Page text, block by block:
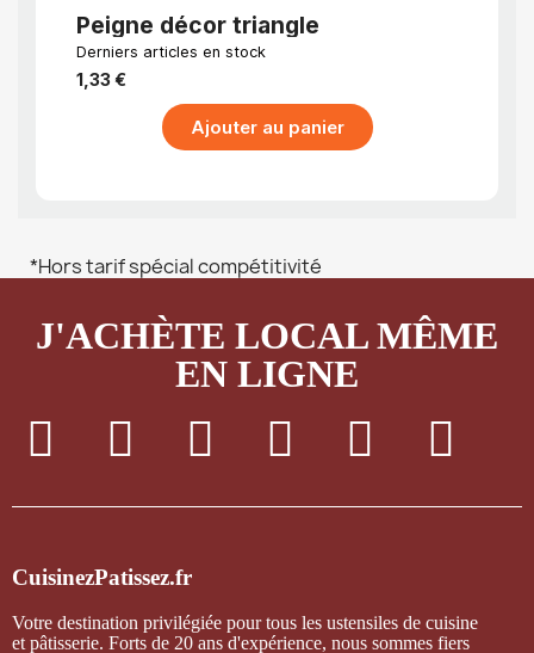
Peigne décor triangle
Derniers articles en stock
1,33 €
Ajouter au panier
*Hors tarif spécial compétitivité
J'ACHÈTE LOCAL MÊME
EN LIGNE
CuisinezPatissez.fr
Votre destination privilégiée pour tous les ustensiles de cuisine
et pâtisserie. Forts de 20 ans d'expérience, nous sommes fiers